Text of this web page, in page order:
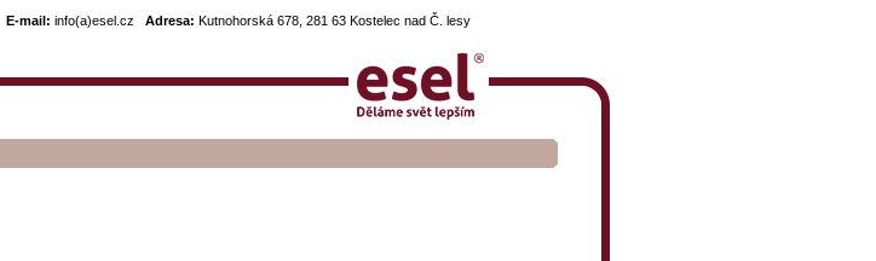
E-mail: info(a)esel.cz Adresa: Kutnohorská 678, 281 63 Kostelec nad Č. lesy